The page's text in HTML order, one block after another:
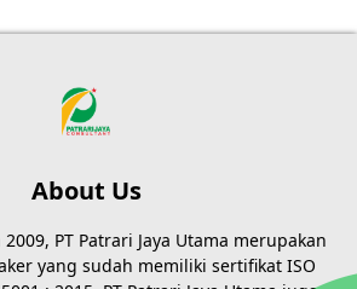
About Us
PT Patrari Jaya Utama merupakan
yang sudah memiliki sertifikat ISO